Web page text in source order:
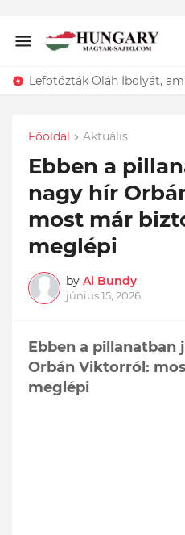
Főoldal Aktuális
Ebben a
nagy hír
most már
meglépi
by Al Bundy
június 15, 2026
Ebben a pillanatban
Orbán Viktorról:
meglépi